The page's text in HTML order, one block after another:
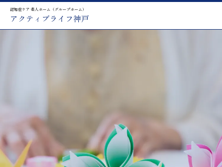
認知症ケア 老人ホーム（グループホーム）
アクティブライフ神戸